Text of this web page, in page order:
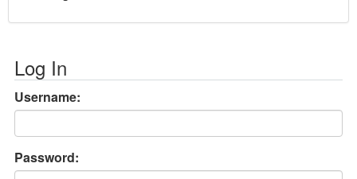
Log In
Username:
Password: